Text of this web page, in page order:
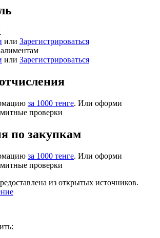
или Зарегистрироваться
или Зарегистрироваться
за 1000 тенге. Или оформи
проверки
по закупкам
за 1000 тенге. Или оформи
проверки
из открытых источников.